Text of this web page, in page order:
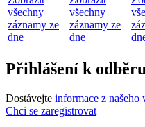
všechny
záznamy ze
dne
všechny
záznamy ze
dne
Přihlášení k
Dostávejte informace z našeho
Chci se zaregistrovat